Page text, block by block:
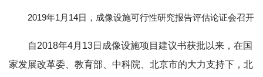
2019年1月14日，成像设施可行性研究报告评估论证会召开
自2018年4月13日成像设施项目建议书获批以来，在国
家发展改革委、教育部、中科院、北京市的大力支持下，北